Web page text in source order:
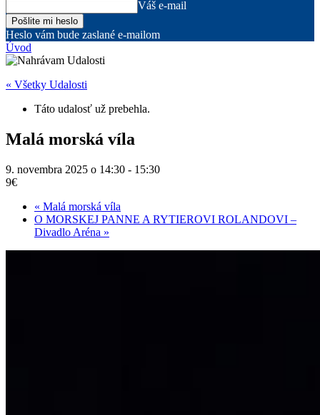
Váš e-mail
Heslo vám bude zaslané e-mailom
Úvod
« Všetky Udalosti
Táto udalosť už prebehla.
Malá morská víla
9. novembra 2025 o 14:30 - 15:30
9€
« Malá morská víla
O MORSKEJ PANNE A RYTIEROVI ROLANDOVI –
Divadlo Aréna »